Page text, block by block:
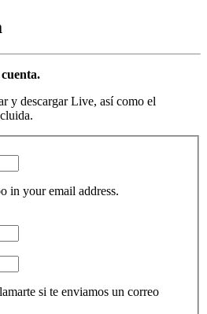
y descargar Live, así como el
in your email address.
si te enviamos un correo